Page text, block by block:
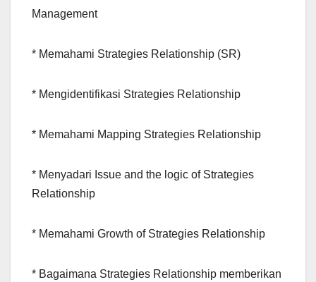
Management
* Memahami Strategies Relationship (SR)
* Mengidentifikasi Strategies Relationship
* Memahami Mapping Strategies Relationship
* Menyadari Issue and the logic of Strategies
Relationship
* Memahami Growth of Strategies Relationship
* Bagaimana Strategies Relationship memberikan